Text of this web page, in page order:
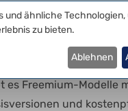
bzw. Änderung
dieser Tools für die
kostenlos. Um
und Finanzierbarkeit
es Freemium-Modelle
und
und ähnliche
zu bieten.
Ablehnen